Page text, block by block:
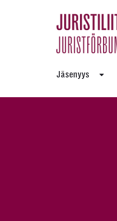
Jäsenyys